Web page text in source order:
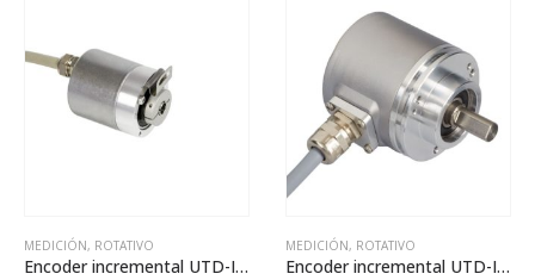
MEDICIÓN, ROTATIVO
Encoder incremental UTD-IPH00-XXXXX-V8S0-2AW
MEDICIÓN, ROTATIVO
Encoder incremental UTD-IPH00-XXXXX-L100-CRW